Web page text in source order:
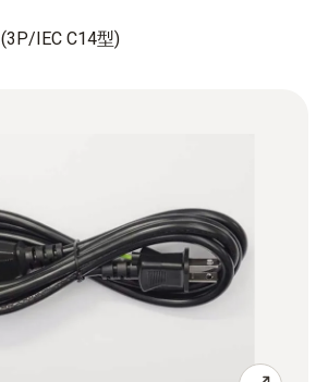
IEC C14型)